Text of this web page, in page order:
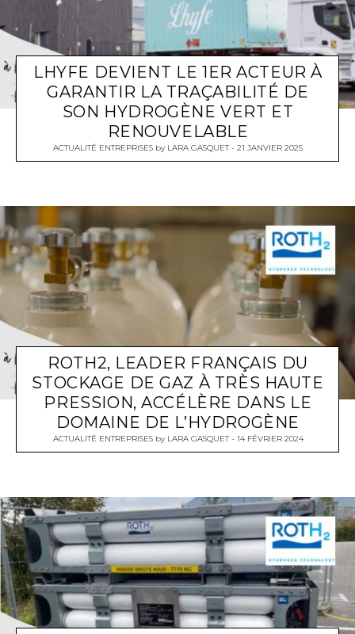
LHYFE DEVIENT LE 1ER ACTEUR À
GARANTIR LA TRAÇABILITÉ DE
SON HYDROGÈNE VERT ET
RENOUVELABLE
ACTUALITÉ ENTREPRISES by LARA GASQUET 21 JANVIER 2025
ROTH2, LEADER FRANÇAIS DU
STOCKAGE DE GAZ À TRÈS HAUTE
PRESSION, ACCÉLÈRE DANS LE
DOMAINE DE L’HYDROGÈNE
ACTUALITÉ ENTREPRISESby LARA GASQUET 14 FÉVRIER 2024